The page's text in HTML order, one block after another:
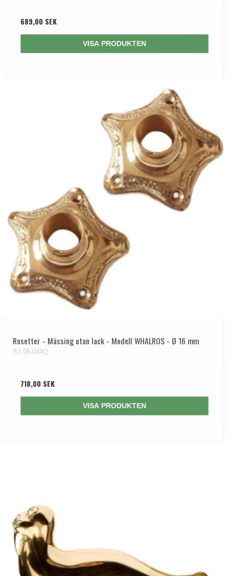
689,00 SEK
VISA PRODUKTEN
Rosetter - Mässing utan lack - Modell WHALROS - Ø 16 mm
SJ.05-044Q
718,00 SEK
VISA PRODUKTEN